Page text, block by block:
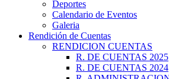
Deportes
Calendario de Eventos
Galeria
Rendición de Cuentas
RENDICION CUENTAS
R. DE CUENTAS 2025
R. DE CUENTAS 2024